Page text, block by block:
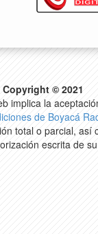
Copyright © 2021
implica la
de Boyacá
total o parcial, así
escrita de